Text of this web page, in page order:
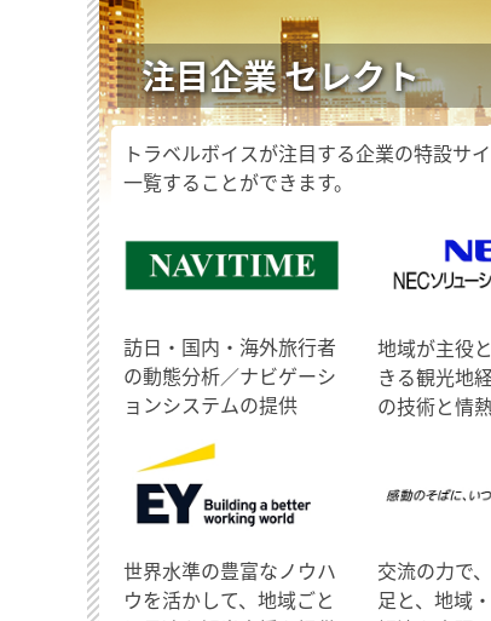
注目企業 セレクト
トラベルボイスが注目する企業の特設サ
一覧することができます。
訪日・国内・海外旅行者
の動態分析／ナビゲーシ
ョンシステムの提供
地域が主役
きる観光地
の技術と情
世界水準の豊富なノウハ
ウを活かして、地域ごと
交流の力で
足と、地域